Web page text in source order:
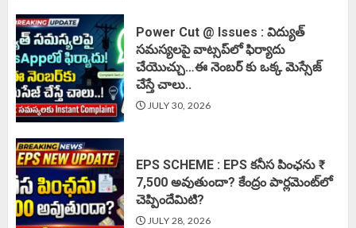
Power Cut @ Issues : విద్యుత్
సమస్యలపై వాట్సప్‌లో ఫిర్యాదు
చేయొచ్చు…ఈ నెంబర్ కు ఒక్క మెస్సేజ్
చేస్తే చాలు..
JULY 30, 2026
EPS SCHEME : EPS కనీస పింఛను ₹
7,500 అవుతుందా? కేంద్రం పార్లమెంట్‌లో
చెప్పిందేమిటి?
JULY 28, 2026